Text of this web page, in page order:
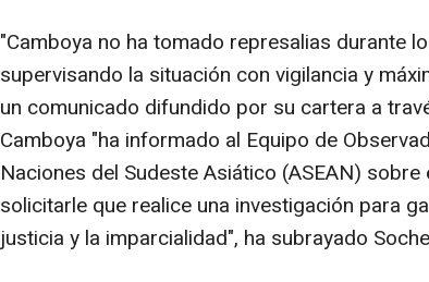
"Camboya no ha tomado represalias durante
supervisando la situación con vigilancia y
un comunicado difundido por su cartera a
Camboya "ha informado al Equipo de
Naciones del Sudeste Asiático (ASEAN)
solicitarle que realice una investigación para
justicia y la imparcialidad", ha subrayado